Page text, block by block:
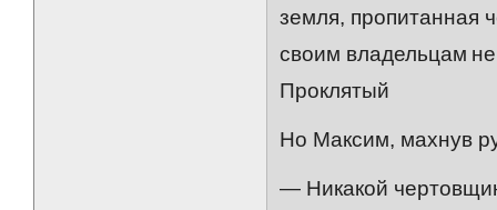
земля, пропитанная
своим владельцам
Проклятый
Но Максим, махнув
— Никакой